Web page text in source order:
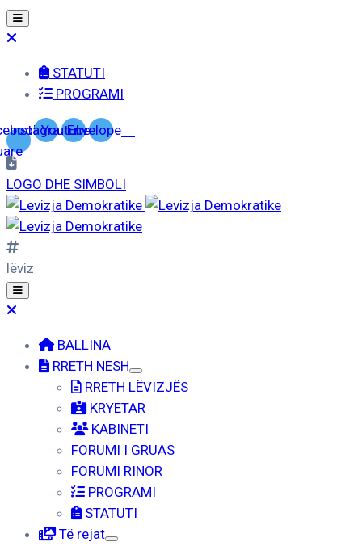
STATUTI
PROGRAMI
Instagram
YoutubeEnvelope
LOGO DHE SIMBOLI
lëviz
BALLINA
RRETH NESH
RRETH LËVIZJËS
KRYETAR
KABINETI
FORUMI I GRUAS
FORUMI RINOR
PROGRAMI
STATUTI
Të rejat